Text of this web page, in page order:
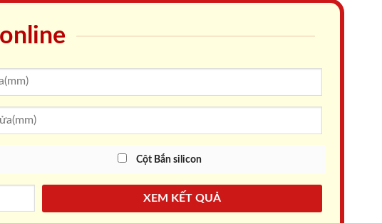
Cột Bắn silicon
XEM KẾT QUẢ